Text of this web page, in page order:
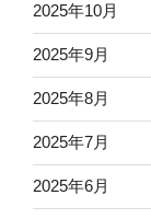
2025年10月
2025年9月
2025年8月
2025年7月
2025年6月